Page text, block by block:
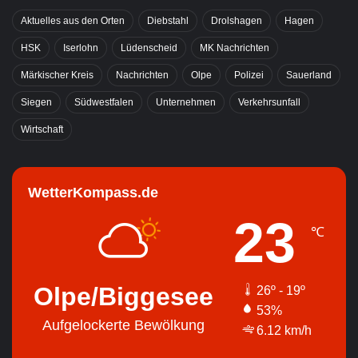
Aktuelles aus den Orten Diebstahl Drolshagen Hagen
HSK Iserlohn Lüdenscheid MK Nachrichten
Märkischer Kreis Nachrichten Olpe Polizei Sauerland
Siegen Südwestfalen Unternehmen Verkehrsunfall
Wirtschaft
WetterKompass.de
Olpe/Biggesee
Aufgelockerte Bewölkung
23 ℃
26º - 19º
53%
6.12 km/h